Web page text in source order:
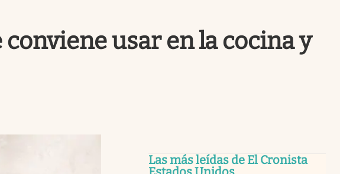
usar en la cocina y
Las más leídas de El Cronista